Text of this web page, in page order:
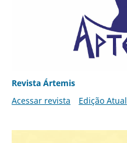
Revista Ártemis
Acessar revista
Edição Atual